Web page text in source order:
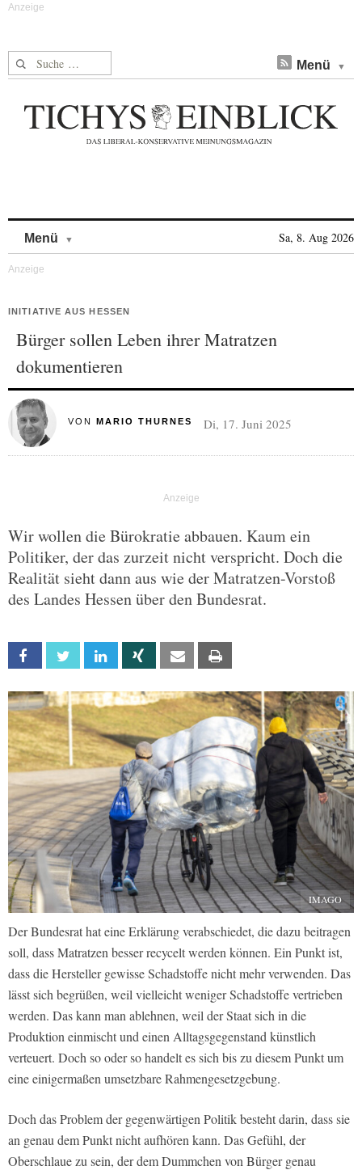
Suche nach: Menü
Menü Sa, 8. Aug 2026
INITIATIVE AUS HESSEN
Bürger sollen Leben ihrer Matratzen
dokumentieren
VON MARIO THURNES Di, 17. Juni 2025
Wir wollen die Bürokratie abbauen. Kaum ein
Politiker, der das zurzeit nicht verspricht. Doch die
Realität sieht dann aus wie der Matratzen-Vorstoß
des Landes Hessen über den Bundesrat.
Facebook Twitter Linkedin Xing Email
IMAGO
Der Bundesrat hat eine Erklärung verabschiedet, die dazu beitragen
soll, dass Matratzen besser recycelt werden können. Ein Punkt ist,
dass die Hersteller gewisse Schadstoffe nicht mehr verwenden. Das
lässt sich begrüßen, weil vielleicht weniger Schadstoffe vertrieben
werden. Das kann man ablehnen, weil der Staat sich in die
Produktion einmischt und einen Alltagsgegenstand künstlich
verteuert. Doch so oder so handelt es sich bis zu diesem Punkt um
eine einigermaßen umsetzbare Rahmengesetzgebung.
Doch das Problem der gegenwärtigen Politik besteht darin, dass sie
an genau dem Punkt nicht aufhören kann. Das Gefühl, der
Oberschlaue zu sein, der dem Dummchen von Bürger genau